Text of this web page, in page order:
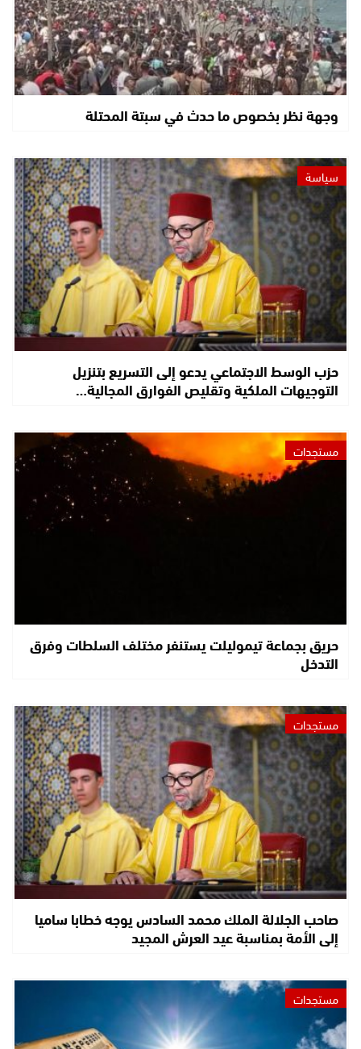
وجهة نظر بخصوص ما حدث في سبتة المحتلة
سياسة
حزب الوسط الاجتماعي يدعو إلى التسريع بتنزيل
التوجيهات الملكية وتقليص الفوارق المجالية…
مستجدات
حريق بجماعة تيموليلت يستنفر مختلف السلطات وفرق
التدخل
مستجدات
صاحب الجلالة الملك محمد السادس يوجه خطابا ساميا
إلى الأمة بمناسبة عيد العرش المجيد
مستجدات